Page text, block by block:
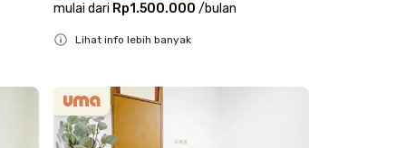
mulai dari Rp1.500.000 /bulan
Lihat info lebih banyak